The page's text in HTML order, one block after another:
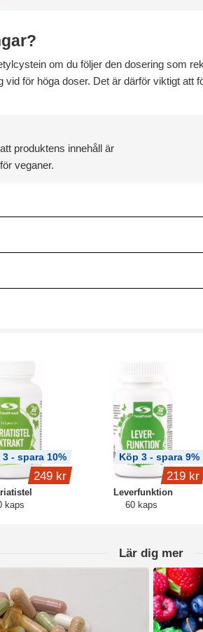
om du följer den dosering som
för höga doser. Det är därför viktigt
produktens innehåll är
veganer.
kaps
3 - spara 10%
249 kr
Leverfunktion
60 kaps
Köp 3 - spara 9%
219 kr
Lär dig mer